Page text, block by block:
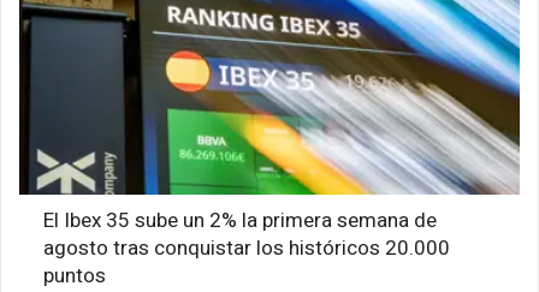
El Ibex 35 sube un 2% la primera semana de
agosto tras conquistar los históricos 20.000
puntos